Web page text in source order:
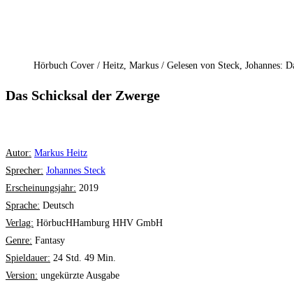
Hörbuch Cover / Heitz, Markus / Gelesen von Steck, Johannes:
Das Schicksal der Zwerge
Autor: Markus Heitz
Sprecher: Johannes Steck
Erscheinungsjahr: 2019
Sprache: Deutsch
Verlag: HörbucHHamburg HHV GmbH
Genre: Fantasy
Spieldauer: 24 Std. 49 Min.
Version: ungekürzte Ausgabe